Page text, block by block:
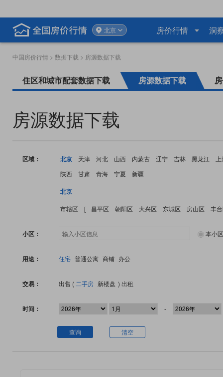
北京 房价行情 洞
中国房价行情 > 数据下载 > 房源数据下载
住区和城市配套数据下载 房源数据下载
房源数据下载
区域： 北京 天津 河北 山西 内蒙古 辽宁 吉林 黑龙江
陕西
甘肃 青海 宁夏 新疆
北京
市辖区 [ 昌平区 朝阳区 大兴区 东城区 房山区 丰
小区： 本小区
用途： 住宅 普通公寓 商铺 办公
交易： 出售 ( 二手房 新楼盘 ) 出租
时间： -
查询 清空